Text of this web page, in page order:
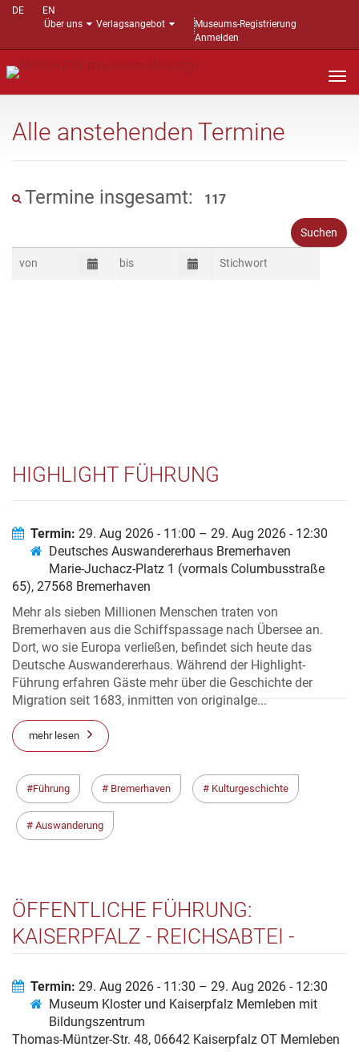
DE
EN
Über uns
Verlagsangebot
Museums-Registrierung
Anmelden
Alle anstehenden Termine
Termine insgesamt: 117
HIGHLIGHT FÜHRUNG
Termin: 29. Aug 2026 - 11:00 – 29. Aug 2026 - 12:30
Deutsches Auswandererhaus Bremerhaven
Marie-Juchacz-Platz 1 (vormals Columbusstraße
65), 27568 Bremerhaven
Mehr als sieben Millionen Menschen traten von
Bremerhaven aus die Schiffspassage nach Übersee an.
Dort, wo sie Europa verließen, befindet sich heute das
Deutsche Auswandererhaus. Während der Highlight-
Führung erfahren Gäste mehr über die Geschichte der
Migration seit 1683, inmitten von originalge...
mehr lesen
Führung Bremerhaven Kulturgeschichte
Auswanderung
ÖFFENTLICHE FÜHRUNG:
KAISERPFALZ - REICHSABTEI -
Termin: 29. Aug 2026 - 11:30 – 29. Aug 2026 - 12:30
Museum Kloster und Kaiserpfalz Memleben mit
Bildungszentrum
Thomas-Müntzer-Str. 48, 06642 Kaiserpfalz OT Memleben